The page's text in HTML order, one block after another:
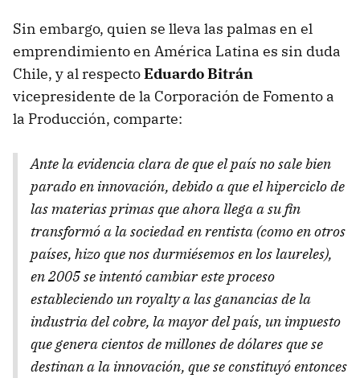
Sin embargo, quien se lleva las palmas en el
emprendimiento en América Latina es sin duda
Chile, y al respectoEduardo Bitrán
vicepresidente de la Corporación de Fomento a
la Producción, comparte:
Ante la evidencia clara de que el país no sale bien
parado en innovación, debido a que el hiperciclo de
las materias primas que ahora llega a su fin
transformó a la sociedad en rentista (como en otros
países, hizo que nos durmiésemos en los laureles),
en 2005 se intentó cambiar este proceso
estableciendo un royalty a las ganancias de la
industria del cobre, la mayor del país, un impuesto
que genera cientos de millones de dólares que se
destinan a la innovación, que se constituyó entonces